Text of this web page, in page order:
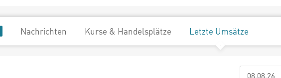
Nachrichten Kurse & Handelsplätze Letzte Umsätze